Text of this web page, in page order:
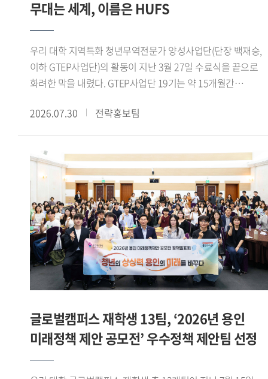
좋은 평가를 받아 뜻깊게 생각한다"고 말했다.한편 우리 대학
대학일자리플러스본부는 이번 성과를 바탕으로 2026학년도
맞춤형 진로 취업 정보 제공과 청년고용정책 홍보를
지속적으로 추진할 계획이다.
무대는 세계, 이름은 HUFS
우리 대학 지역특화 청년무역전문가 양성사업단(단장 백재승,
이하 GTEP사업단)의 활동이 지난 3월 27일 수료식을 끝으로
화려한 막을 내렸다. GTEP사업단 19기는 약 15개월간
이상의 교육과정을 이수하고, 산학협력 기업과 연계한 해외
다양한 실무 프로젝트를 수행했다. 그중 우수학생 부문에서
손승민(태국어통번역 20) 학생이 산업통상자원부 장관상을
받으며 빛나는 성과를 기록했다. - 우수학생 부문에서
산업통상자원부 장관상을 받았습니다. 소감을 들려주세요.
GTEP 19기 친구들 특히 우리 5팀과 함께 고생하며 달린 끝에
산업통상자원부 장관상 이라는 과분한 결과를 얻게 되어 무척
영광스럽습니다. 그리고 아낌없이 지도해주신 백재승 교수님과
김민정 실장님께 감사한 마음이 큽니다. - GTEP사업단을 통해
480시간 이상의 교육과정 이수와 다양한 실무 프로젝트를
경험했습니다. 사업단 활동이 어떤 의미였는지 들어보고
싶습니다. 대학 생활 중 손에 꼽히는 유의미한 활동이면서
한편으로는 쉽지 않은 활동이었다고 느낍니다. 수출입 관련
교육과정을 480시간 이상 받고, 기업과 연계한 실무활동 약
120시간이 진행됐습니다. 처음에는 긴 시간 활동이 가능할까
싶었는데 매 순간 성실하게 임하다 보니 모든 과정을
2026.07.30 전략홍보팀
글로벌캠퍼스 재학생 13팀, ‘2026년 용인
미래정책 제안 공모전’ 우수정책 제안팀 선정